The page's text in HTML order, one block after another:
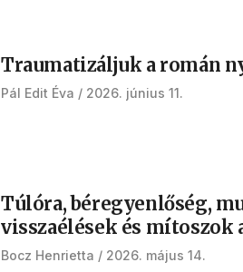
Traumatizáljuk a román
Pál Edit Éva 2026. június 11.
Túlóra, béregyenlőség,
visszaélések és mítoszok
Bocz Henrietta 2026. május 14.